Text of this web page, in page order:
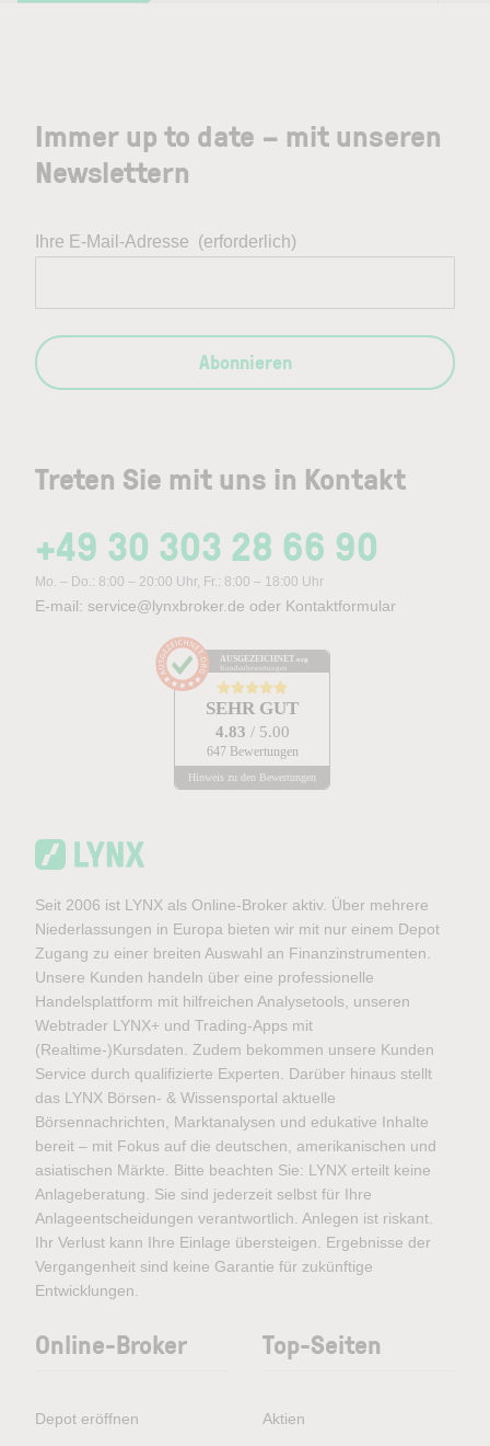
Treten Sie mit uns in Kontakt
+49 30 303 28 66 90
Mo. – Do.: 8:00 – 20:00 Uhr, Fr.: 8:00 – 18:00 Uhr
E-mail: service@lynxbroker.de oder Kontaktformular
AUSGEZEICHNET .org
Kundenbewertungen
SEHR GUT
4.83 / 5.00
647 Bewertungen
Hinweis zu den Bewertungen
Immer up to date – mit unseren
Newslettern
Ihre E-Mail-Adresse (erforderlich)
Abonnieren
Seit 2006 ist LYNX als Online-Broker aktiv. Über mehrere
Niederlassungen in Europa bieten wir mit nur einem Depot
Zugang zu einer breiten Auswahl an Finanzinstrumenten.
Unsere Kunden handeln über eine professionelle
Handelsplattform mit hilfreichen Analysetools, unseren
Webtrader LYNX+ und Trading-Apps mit
(Realtime-)Kursdaten. Zudem bekommen unsere Kunden
Service durch qualifizierte Experten. Darüber hinaus stellt
das LYNX Börsen- & Wissensportal aktuelle
Börsennachrichten, Marktanalysen und edukative Inhalte
bereit – mit Fokus auf die deutschen, amerikanischen und
asiatischen Märkte. Bitte beachten Sie: LYNX erteilt keine
Anlageberatung. Sie sind jederzeit selbst für Ihre
Anlageentscheidungen verantwortlich. Anlegen ist riskant.
Ihr Verlust kann Ihre Einlage übersteigen. Ergebnisse der
Vergangenheit sind keine Garantie für zukünftige
Entwicklungen.
Online-Broker
Depot eröffnen
Top-Seiten
Aktien